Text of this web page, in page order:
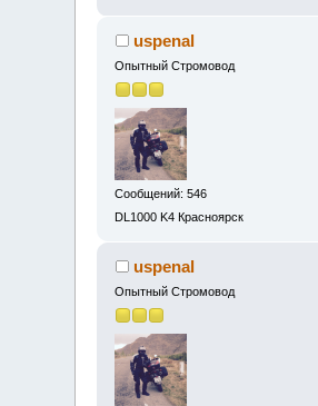
uspenal
Опытный Стромовод
Сообщений: 546
DL1000 K4 Красноярск
uspenal
Опытный Стромовод